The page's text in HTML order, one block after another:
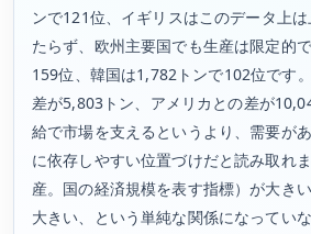
ンで121位、イギリスはこのデータ上
たらず、欧州主要国でも生産は限定的
159位、韓国は1,782トンで102位です
差が5,803トン、アメリカとの差が
給で市場を支えるというより、需要が
に依存しやすい位置づけだと読み取れ
産。国の経済規模を表す指標）が大き
大きい、という単純な関係になってい